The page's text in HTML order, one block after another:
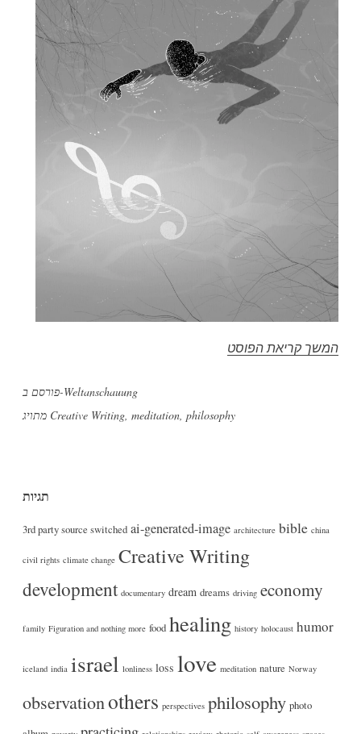
המשך קריאת הפוסט
גדול"
פורסם ב-Weltanschauung
Creative Writing meditation philosophy
תגיות
3rd party source switched ai-generated-image architecture bible china
civil rights climate change Creative Writing
development documentary dream dreams driving economy
family Figuration and nothing more food healing history holocaust humor
iceland india israel lonliness loss love meditation nature Norway
observationothers perspectives philosophy photo